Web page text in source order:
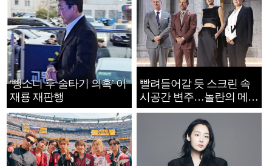
‘뺑소니 후 술타기 의혹’ 이
재룡 재판행
빨려들어갈 듯 스크린 속
시공간 변주…놀란의 메시
지는 ‘전쟁 속죄’